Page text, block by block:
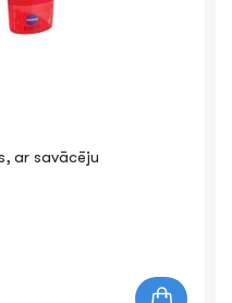
ar savācēju